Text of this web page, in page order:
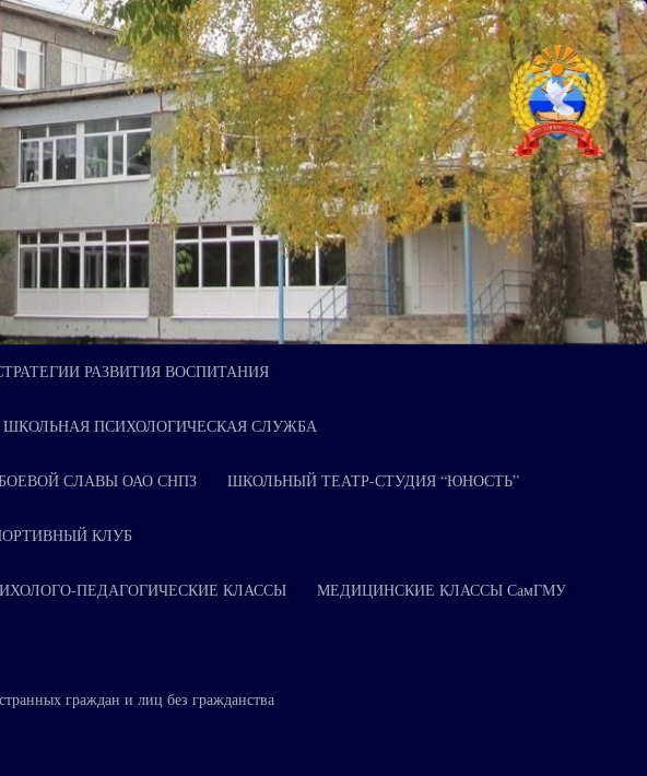
РАЗВИТИЯ ВОСПИТАНИЯ
ШКОЛЬНАЯ ПСИХОЛОГИЧЕСКАЯ СЛУЖБА
СЛАВЫ ОАО СНПЗ ШКОЛЬНЫЙ ТЕАТР-СТУДИЯ “ЮНОСТЬ”
КЛУБ
ПЕДАГОГИЧЕСКИЕ КЛАССЫ МЕДИЦИНСКИЕ КЛАССЫ СамГМУ
граждан и лиц без гражданства